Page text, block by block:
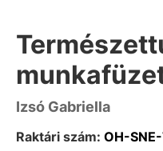
Izsó Gabriella
Raktári szám: OH-